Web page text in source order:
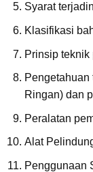
Syarat
Klasifikasi
Prinsip teknik
Pengetahuan
Ringan) dan
Peralatan
Alat
Penggunaan